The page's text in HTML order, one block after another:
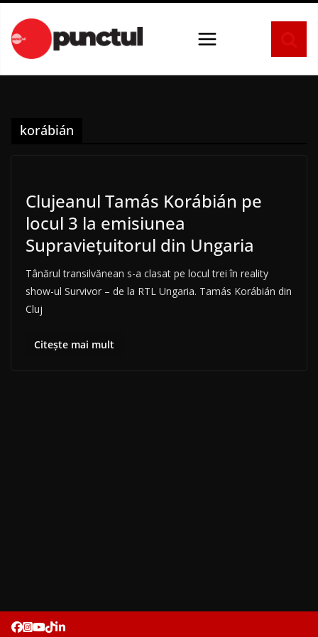
conținut
korábián
Clujeanul Tamás Korábián pe
locul 3 la emisiunea
Supraviețuitorul din Ungaria
Tânărul transilvănean s-a clasat pe locul trei în reality
show-ul Survivor – de la RTL Ungaria. Tamás Korábián din
Cluj
Citește mai mult